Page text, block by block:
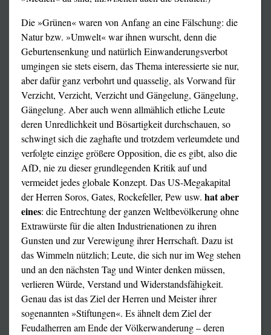
Die »Grünen« waren von Anfang an eine Fälschung: die
Natur bzw. »Umwelt« war ihnen wurscht, denn die
Geburtensenkung und natürlich Einwanderungsverbot
umgingen sie stets eisern, das Thema interessierte sie nur,
aber dafür ganz verbohrt und quasselig, als Vorwand für
Verzicht, Verzicht, Verzicht und Gängelung, Gängelung,
Gängelung. Aber auch wenn allmählich etliche Leute
deren Unredlichkeit und Bösartigkeit durchschauen, so
schwingt sich die zaghafte und trotzdem verleumdete und
verfolgte einzige größere Opposition, die es gibt, also die
AfD, nie zu dieser grundlegenden Kritik auf und
vermeidet jedes globale Konzept. Das US-Megakapital
der Herren Soros, Gates, Rockefeller, Pew usw. hat aber
eines: die Entrechtung der ganzen Weltbevölkerung ohne
Extrawürste für die alten Industrienationen zu ihren
Gunsten und zur Verewigung ihrer Herrschaft. Dazu ist
das Wimmeln nützlich; Leute, die sich nur im Weg stehen
und an den nächsten Tag und Winter denken müssen,
verlieren Würde, Verstand und Widerstandsfähigkeit.
Genau das ist das Ziel der Herren und Meister ihrer
sogenannten »Stiftungen«. Es ähnelt dem Ziel der
Feudalherren am Ende der Völkerwanderung – deren